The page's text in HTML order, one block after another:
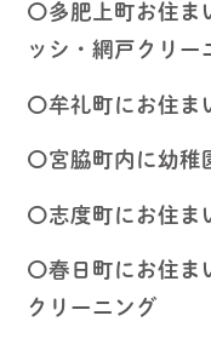
〇多肥上町お住ま
ッシ・網戸クリー
〇牟礼町にお住ま
〇宮脇町内に幼稚
〇志度町にお住ま
〇春日町にお住ま
クリーニング